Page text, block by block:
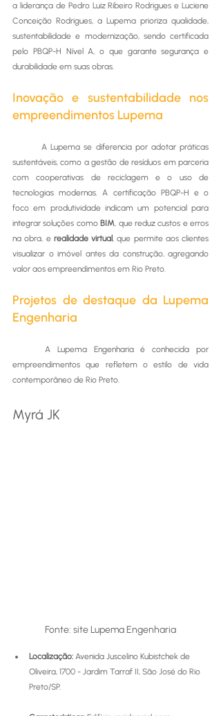
a liderança de Pedro Luiz Ribeiro Rodrigues e Luciene
Conceição Rodrigues, a Lupema prioriza qualidade,
sustentabilidade e modernização, sendo certificada
pelo PBQP-H Nível A, o que garante segurança e
durabilidade em suas obras.
Inovação e sustentabilidade nos
empreendimentos Lupema
	A Lupema se diferencia por adotar práticas
sustentáveis, como a gestão de resíduos em parceria
com cooperativas de reciclagem e o uso de
tecnologias modernas. A certificação PBQP-H e o
foco em produtividade indicam um potencial para
integrar soluções como BIM, que reduz custos e erros
na obra, e realidade virtual, que permite aos clientes
visualizar o imóvel antes da construção, agregando
valor aos empreendimentos em Rio Preto.
Projetos de destaque da Lupema
Engenharia
empreendimentos que refletem o estilo de vida
contemporâneo de Rio Preto.
Myrá JK
Fonte: site Lupema Engenharia
Localização: Avenida Juscelino Kubistchek de
Oliveira, 1700 - Jardim Tarraf II, São José do Rio
Preto/SP.